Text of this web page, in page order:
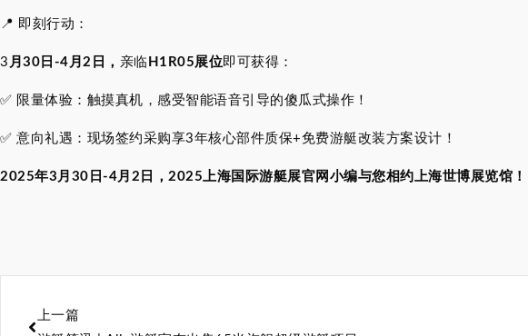
📍 即刻行动：
3 月30日-4月2日， 亲临 H1R05展位即可获得：
✅ 限量体验：触摸真机，感受智能语音引导的傻瓜式操作！
✅ 意向礼遇：现场签约采购享3年核心部件质保+免费游艇改装方案设计！
2025年3月30日-4月2日，2025上海国际游艇展官网小编与您相约上海世博展览馆！
上一篇